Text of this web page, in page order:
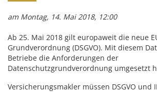
am Montag, 14. Mai 2018, 12:00
Ab 25. Mai 2018 gilt europaweit die neue
Grundverordnung (DSGVO). Mit diesem
Betriebe die Anforderungen der
Datenschutzgrundverordnung umgesetzt
Versicherungsmakler müssen DSGVO und